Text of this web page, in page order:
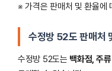
※ 가격은 판매처 및 환율에
수정방 52도 판매처
수정방 52도는 백화점, 주